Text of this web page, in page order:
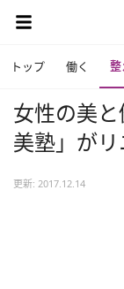
トップ 働く 整
女性の美
美塾」が
更新: 2017.12.14